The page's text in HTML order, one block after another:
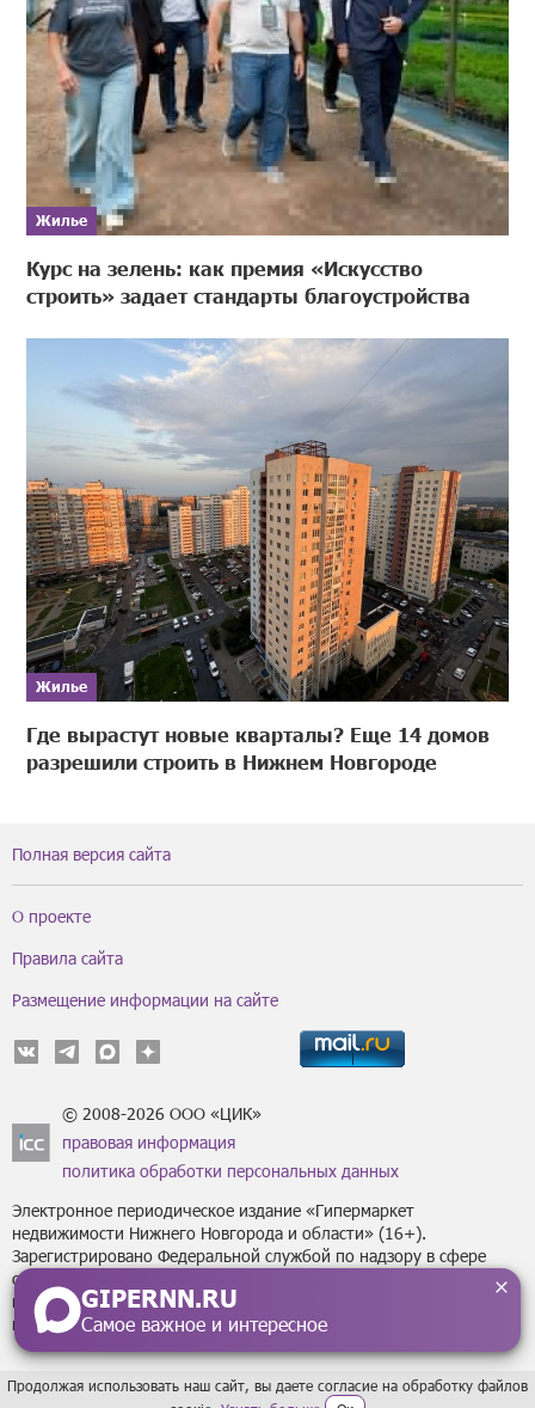
Жилье
Курс на зелень: как премия «Искусство
строить» задает стандарты благоустройства
Жилье
Где вырастут новые кварталы? Еще 14 домов
разрешили строить в Нижнем Новгороде
GIPERNN.RU
Самое важное и интересное
Полная версия сайта
О проекте
Правила сайта
Размещение информации на сайте
© 2008-2026 ООО «ЦИК»
правовая информация
политика обработки персональных данных
Электронное периодическое издание «Гипермаркет
недвижимости Нижнего Новгорода и области» (16+).
Зарегистрировано Федеральной службой по надзору в сфере
связи, информационных технологий
и массовых коммуникаций (Роскомнадзор) за регистрационным
номером Эл № ФС77-43795 от 07 февраля 2011 г.
Продолжая использовать наш сайт, вы даете согласие на обработку файлов